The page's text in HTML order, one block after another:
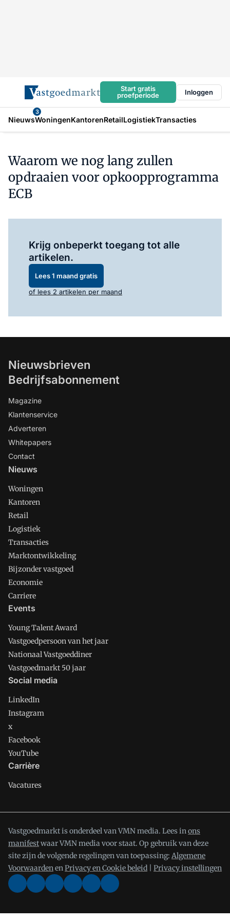
Start gratis
proefperiode
Inloggen
Nieuws
3
WoningenKantorenRetailLogistiekTransacties
Waarom we nog lang zullen
opdraaien voor opkoopprogramma
ECB
Krijg onbeperkt toegang tot alle
artikelen.
Lees 1 maand gratis
of lees 2 artikelen per maand
Nieuwsbrieven
Bedrijfsabonnement
Magazine
Klantenservice
Adverteren
Whitepapers
Contact
Nieuws
Woningen
Kantoren
Retail
Logistiek
Transacties
Marktontwikkeling
Bijzonder vastgoed
Economie
Carriere
Events
Young Talent Award
Vastgoedpersoon van het jaar
Nationaal Vastgoeddiner
Vastgoedmarkt 50 jaar
Social media
LinkedIn
Instagram
x
Facebook
YouTube
Carrière
Vacatures
Vastgoedmarkt is onderdeel van VMN media. Lees inons
manifestwaar VMN media voor staat. Op gebruik van deze
site zijn de volgende regelingen van toepassing: Algemene
VoorwaardenenPrivacy en Cookie beleid Privacy instellingen